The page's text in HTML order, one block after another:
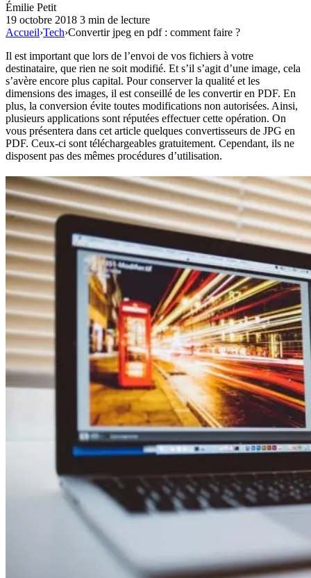
Émilie Petit
19 octobre 2018 3 min de lecture
Accueil›Tech›Convertir jpeg en pdf : comment faire ?
Il est important que lors de l’envoi de vos fichiers à votre
destinataire, que rien ne soit modifié. Et s’il s’agit d’une image, cela
s’avère encore plus capital. Pour conserver la qualité et les
dimensions des images, il est conseillé de les convertir en PDF. En
plus, la conversion évite toutes modifications non autorisées. Ainsi,
plusieurs applications sont réputées effectuer cette opération. On
vous présentera dans cet article quelques convertisseurs de JPG en
PDF. Ceux-ci sont téléchargeables gratuitement. Cependant, ils ne
disposent pas des mêmes procédures d’utilisation.